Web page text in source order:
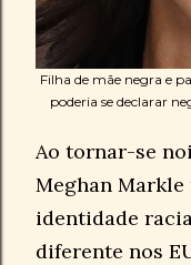
Filha de mãe negra e
poderia se declarar
Ao tornar-se
Meghan Markle
identidade
diferente nos